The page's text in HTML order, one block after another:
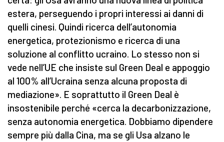
estera, perseguendo i propri interessi ai danni di
quelli cinesi. Quindi ricerca dell’autonomia
energetica, protezionismo e ricerca di una
soluzione al conflitto ucraino. Lo stesso non si
vede nell’UE che insiste sul Green Deal e appoggio
al 100% all’Ucraina senza alcuna proposta di
mediazione». E soprattutto il Green Deal è
insostenibile perché «cerca la decarbonizzazione,
senza autonomia energetica. Dobbiamo dipendere
sempre più dalla Cina, ma se gli Usa alzano le